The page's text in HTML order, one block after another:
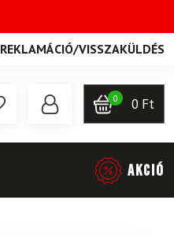
REKLAMÁCIÓ/VISSZAKÜLDÉS
0 0 Ft
AKCIÓ